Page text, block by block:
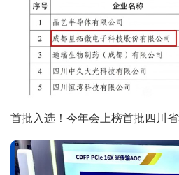
首批入选！今年会上榜首批四川